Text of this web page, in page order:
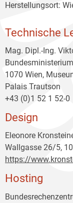
Herstellungsort:
Technische
Mag. Dipl.-Ing.
1070 Wien,
Palais Trautson
+43 (0)1 52 1 52-0
Design
Eleonore
Wallgasse 26/5,
https://
Hosting